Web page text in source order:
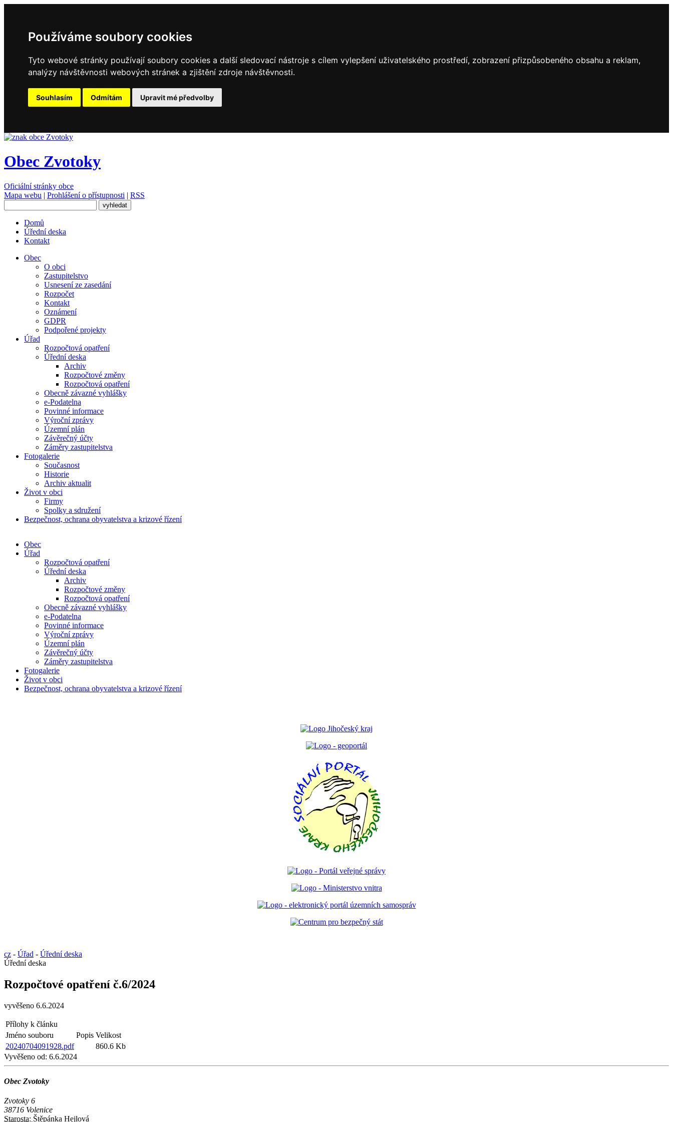
Používáme soubory cookies
Tyto webové stránky používají soubory cookies a další sledovací nástroje s cílem vylepšení uživatelského prostředí, zobrazení přizpůsobeného obsahu a reklam,
analýzy návštěvnosti webových stránek a zjištění zdroje návštěvnosti.
Souhlasím Odmítám Upravit mé předvolby
Obec Zvotoky
Oficiální stránky obce
Mapa webu | Prohlášení o přístupnosti | RSS
Domů
Úřední deska
Kontakt
Obec
O obci
Zastupitelstvo
Usnesení ze zasedání
Rozpočet
Kontakt
Oznámení
GDPR
Podpořené projekty
Úřad
Rozpočtová opatření
Úřední deska
Archiv
Rozpočtové změny
Rozpočtová opatření
Obecně závazné vyhlášky
e-Podatelna
Povinné informace
Výroční zprávy
Územní plán
Závěrečný účty
Záměry zastupitelstva
Fotogalerie
Současnost
Historie
Archiv aktualit
Život v obci
Firmy
Spolky a sdružení
Bezpečnost, ochrana obyvatelstva a krizové řízení
Obec
Úřad
Rozpočtová opatření
Úřední deska
Archiv
Rozpočtové změny
Rozpočtová opatření
Obecně závazné vyhlášky
e-Podatelna
Povinné informace
Výroční zprávy
Územní plán
Závěrečný účty
Záměry zastupitelstva
Fotogalerie
Život v obci
Bezpečnost, ochrana obyvatelstva a krizové řízení
cz - Úřad - Úřední deska
Úřední deska
Rozpočtové opatření č.6/2024
vyvěšeno 6.6.2024
Přílohy k článku
Jméno souboru
Popis Velikost
20240704091928.pdf
860.6 Kb
Vyvěšeno od: 6.6.2024
Obec Zvotoky
Zvotoky 6
38716 Volenice
Starosta: Štěpánka Hejlová